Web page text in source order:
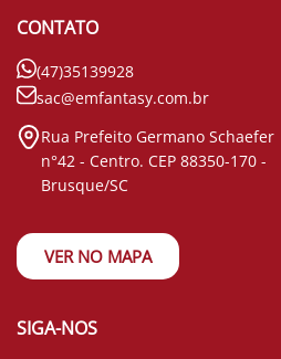
CONTATO
(47)35139928
sac@emfantasy.com.br
Rua Prefeito Germano Schaefer
n°42 - Centro. CEP 88350-170 -
Brusque/SC
VER NO MAPA
SIGA-NOS